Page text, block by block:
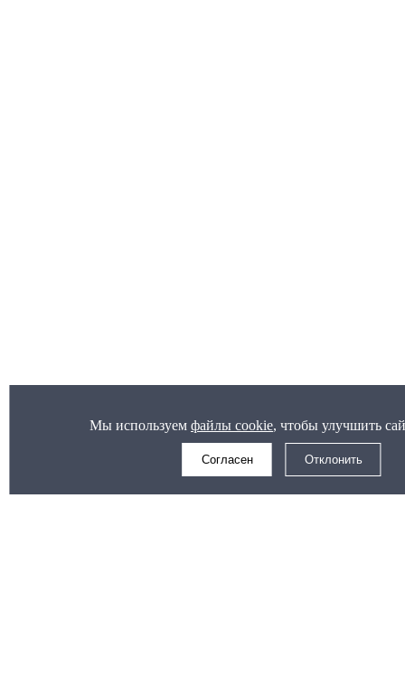
Мы используем файлы cookie, чтобы улучшить
Согласен Отклонить